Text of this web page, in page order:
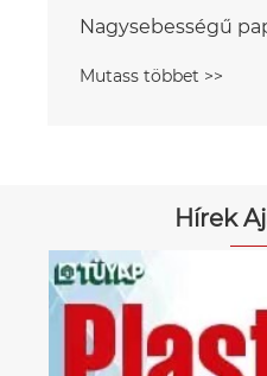
Nagysebességű
Mutass többet >>
Hírek